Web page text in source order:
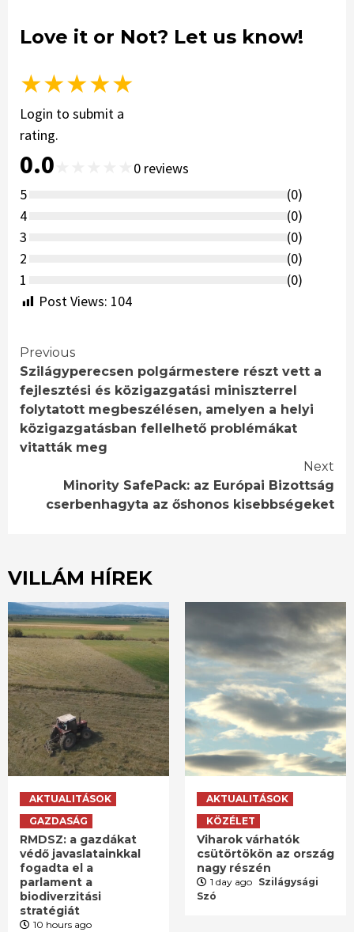
Love it or Not? Let us know!
★★★★★
Login to submit a
rating.
0.0 0 reviews
5
(0)
4
(0)
3
(0)
2
(0)
1
(0)
Post Views: 104
Continue
Reading
Previous
Szilágyperecsen polgármestere részt vett a
fejlesztési és közigazgatási miniszterrel
folytatott megbeszélésen, amelyen a helyi
közigazgatásban fellelhető problémákat
vitatták meg
Next
Minority SafePack: az Európai Bizottság
cserbenhagyta az őshonos kisebbségeket
VILLÁM HÍREK
AKTUALITÁSOK
GAZDASÁG
RMDSZ: a gazdákat
védő javaslatainkkal
fogadta el a
parlament a
biodiverzitási
stratégiát
10 hours ago
AKTUALITÁSOK
KÖZÉLET
Viharok várhatók
csütörtökön az ország
nagy részén
1 day ago Szilágysági
Szó